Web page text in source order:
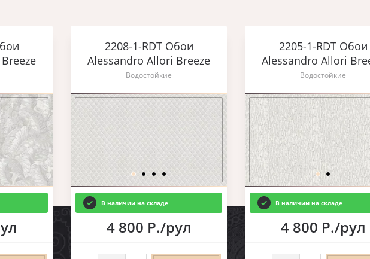
2208-1-RDT Обои
Alessandro Allori Breeze
Водостойкие
В наличии на складе
4 800 Р./рул
2205-1-RDT Обои
Alessandro Allori
Водостойкие
В наличии на складе
4 800 Р./рул